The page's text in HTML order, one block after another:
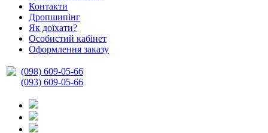
Контакти
Дропшипінг
Як доїхати?
Особистий кабінет
Оформлення заказу
(098) 609-05-66
(093) 609-05-66